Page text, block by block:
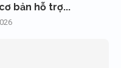
bản hỗ trợ...